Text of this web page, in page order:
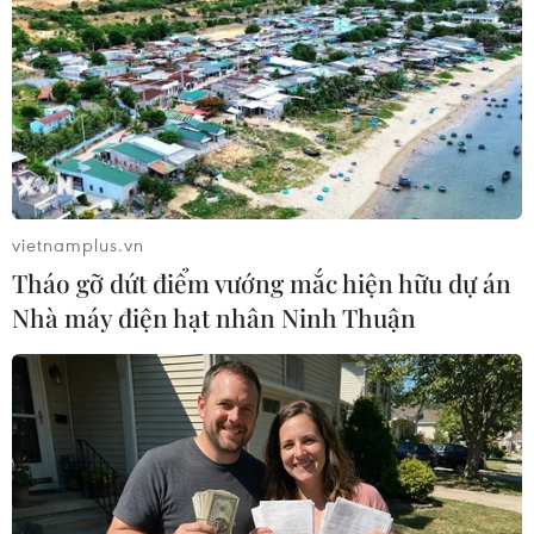
Theo dõi VietnamPlus
TIN LIÊN QUAN
vietnamplus.vn
Tháo gỡ dứt điểm vướng mắc hiện hữu dự án
Nhà máy điện hạt nhân Ninh Thuận